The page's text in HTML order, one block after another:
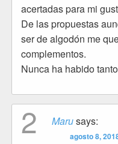
acertadas para mi
De las propuestas
ser de algodón me
complementos.
Nunca ha habido
2 Marusays:
agosto 8,